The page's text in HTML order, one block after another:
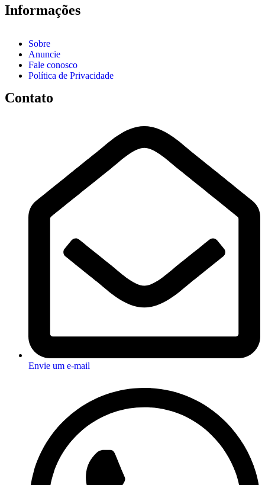
Informações
Sobre
Anuncie
Fale conosco
Política de Privacidade
Contato
Envie um e-mail